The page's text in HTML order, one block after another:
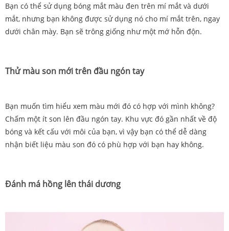
Bạn có thể sử dụng bóng mắt màu đen trên mí mắt và dưới
mắt, nhưng bạn không được sử dụng nó cho mí mắt trên, ngay
dưới chân mày. Bạn sẽ trông giống như một mớ hỗn độn.
Thử màu son mới trên đầu ngón tay
Bạn muốn tìm hiểu xem màu mới đó có hợp với mình không?
Chấm một ít son lên đầu ngón tay. Khu vực đó gần nhất về độ
bóng và kết cấu với môi của bạn, vì vậy bạn có thể dễ dàng
nhận biết liệu màu son đó có phù hợp với bạn hay không.
Đánh má hồng lên thái dương